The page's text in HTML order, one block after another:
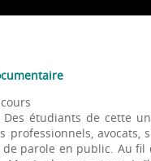
étudiants de cette
professionnels, avocats,
parole en public. Au fil